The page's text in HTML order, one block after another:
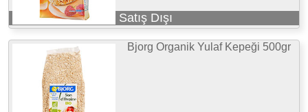
Satış Dışı
Bjorg Organik Yulaf Kepeği 500gr